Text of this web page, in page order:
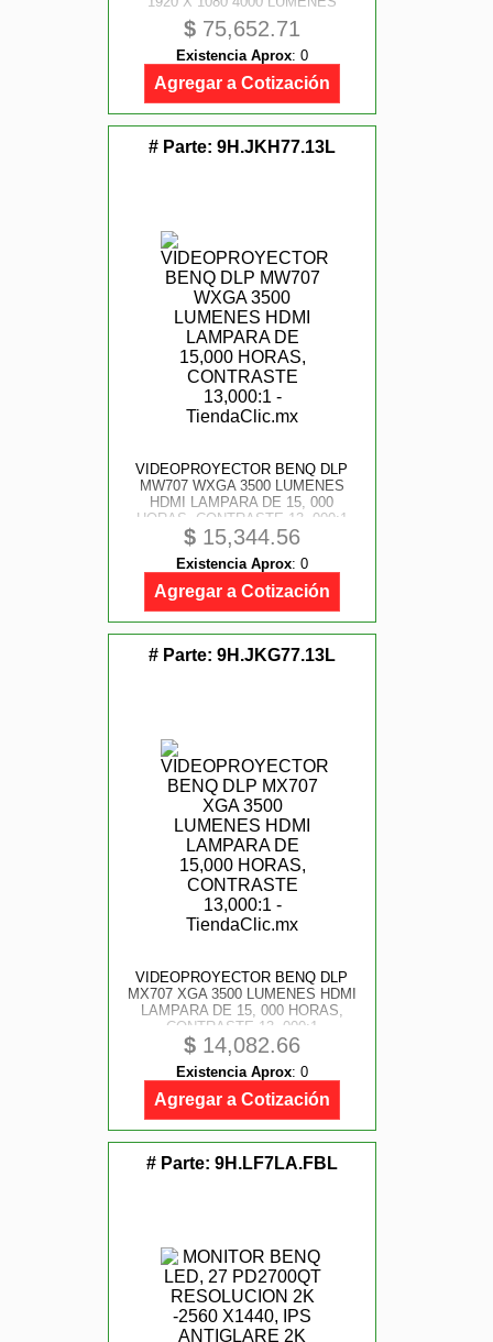
LASER, HDMI, CONTRASTE 100,
000:1
$ 75,652.71
Existencia Aprox: 0
Agregar a Cotización
# Parte: 9H.JKH77.13L
VIDEOPROYECTOR BENQ DLP
MW707 WXGA 3500 LUMENES
HDMI LAMPARA DE 15, 000
HORAS, CONTRASTE 13, 000:1
$ 15,344.56
Existencia Aprox: 0
Agregar a Cotización
# Parte: 9H.JKG77.13L
VIDEOPROYECTOR BENQ DLP
MX707 XGA 3500 LUMENES HDMI
LAMPARA DE 15, 000 HORAS,
CONTRASTE 13, 000:1
$ 14,082.66
Existencia Aprox: 0
Agregar a Cotización
# Parte: 9H.LF7LA.FBL